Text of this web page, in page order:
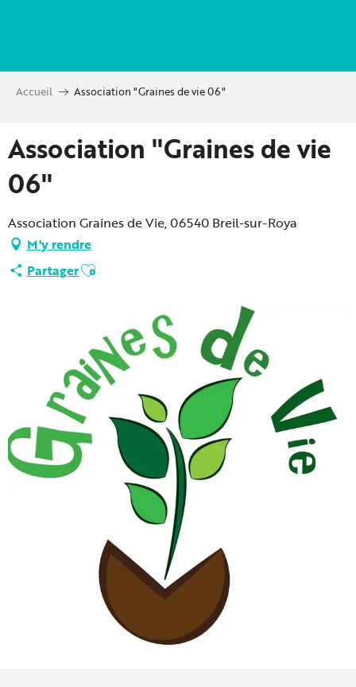
principal
Accueil Association "Graines de vie 06"
Association "Graines de vie
06"
Association Graines de Vie, 06540 Breil-sur-Roya
M'y rendre
PartagerAjouter aux favoris